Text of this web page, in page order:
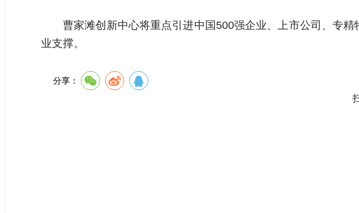
曹家滩创新中心将重点引进中国500强企业、上市公司、专
业支撑。
分享：